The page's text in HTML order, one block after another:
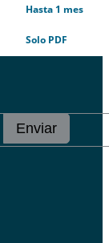
Hasta 1 mes
Solo PDF
Enviar